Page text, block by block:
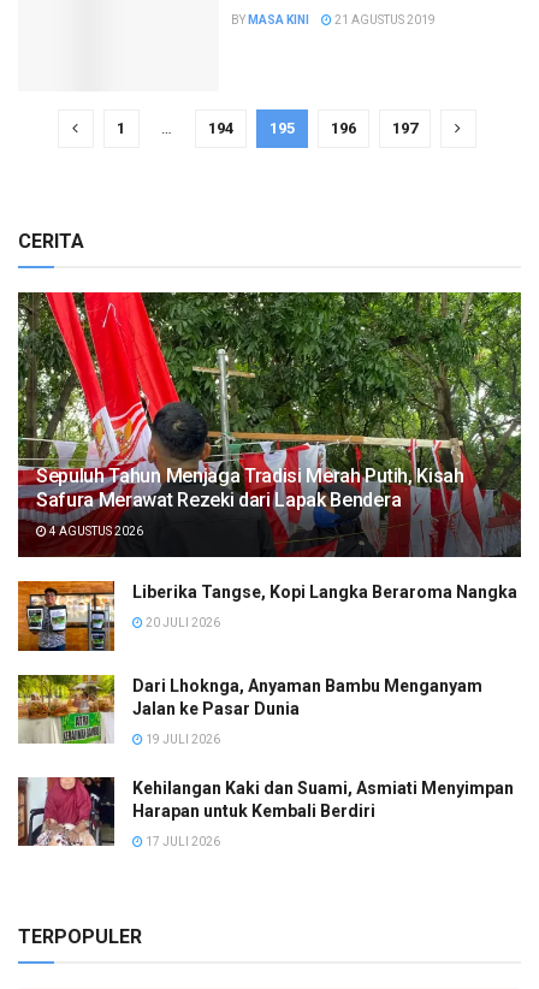
BY MASA KINI 21 AGUSTUS 2019
1 … 194 195 196 197
CERITA
Sepuluh Tahun Menjaga Tradisi Merah Putih, Kisah
Safura Merawat Rezeki dari Lapak Bendera
4 AGUSTUS 2026
Liberika Tangse, Kopi Langka Beraroma Nangka
20 JULI 2026
Dari Lhoknga, Anyaman Bambu Menganyam
Jalan ke Pasar Dunia
19 JULI 2026
Kehilangan Kaki dan Suami, Asmiati Menyimpan
Harapan untuk Kembali Berdiri
17 JULI 2026
TERPOPULER